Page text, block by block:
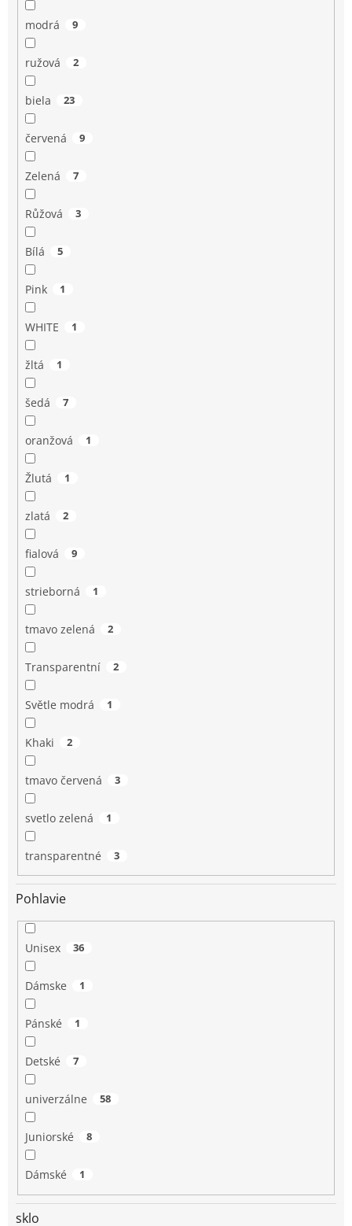
modrá 9
ružová 2
biela 23
červená 9
Zelená 7
Růžová 3
Bílá 5
Pink 1
WHITE 1
žltá 1
šedá 7
oranžová 1
Žlutá 1
zlatá 2
fialová 9
strieborná 1
tmavo zelená 2
Transparentní 2
Světle modrá 1
Khaki 2
tmavo červená 3
svetlo zelená 1
transparentné 3
Pohlavie
Unisex 36
Dámske 1
Pánské 1
Detské 7
univerzálne 58
Juniorské 8
Dámské 1
sklo